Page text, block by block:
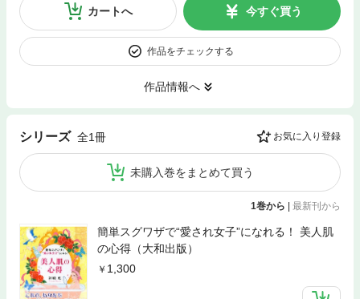
カートへ 今すぐ買う
作品をチェックする
作品情報へ
シリーズ 全1冊 お気に入り登録
未購入巻をまとめて買う
1巻から 最新刊から
簡単スグワザで“愛され女子”になれる！ 美人肌
の心得（大和出版）
1,300